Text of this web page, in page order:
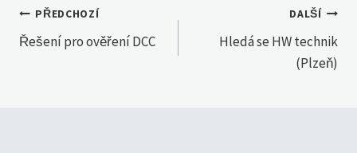
Navigace
pro
PŘEDCHOZÍ
Řešení pro ověření DCC
DALŠÍ
Hledá se HW technik
(Plzeň)